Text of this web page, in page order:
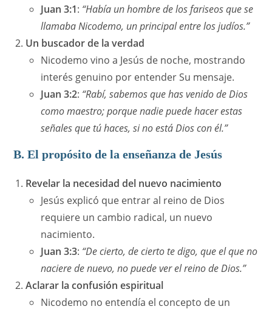
Juan 3:1: “Había un hombre de los fariseos que se
llamaba Nicodemo, un principal entre los judíos.”
Un buscador de la verdad
Nicodemo vino a Jesús de noche, mostrando
interés genuino por entender Su mensaje.
Juan 3:2: “Rabí, sabemos que has venido de Dios
como maestro; porque nadie puede hacer estas
señales que tú haces, si no está Dios con él.”
B. El propósito de la enseñanza de Jesús
Revelar la necesidad del nuevo nacimiento
Jesús explicó que entrar al reino de Dios
requiere un cambio radical, un nuevo
nacimiento.
Juan 3:3: “De cierto, de cierto te digo, que el que no
naciere de nuevo, no puede ver el reino de Dios.”
Aclarar la confusión espiritual
Nicodemo no entendía el concepto de un